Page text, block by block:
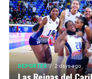
DEPORTES 2 days ago